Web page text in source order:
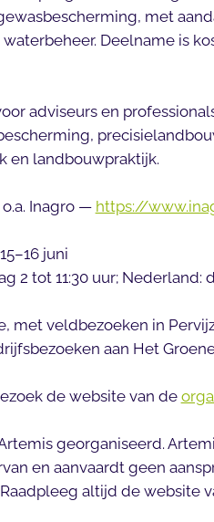
met
Deelname is
adviseurs en
en landbouwpraktijk.
Inagro — https://
juni
2 tot 11:30 uur; Nederland:
met veldbezoeken in
aan Het
de website van de
georganiseerd.
en aanvaardt geen
altijd de website